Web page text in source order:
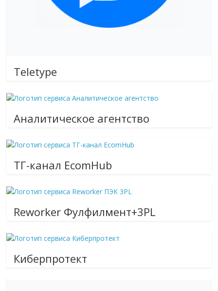
Teletype
Аналитическое агентство
ТГ-канал EcomHub
Reworker Фулфилмент+3PL
Киберпротект